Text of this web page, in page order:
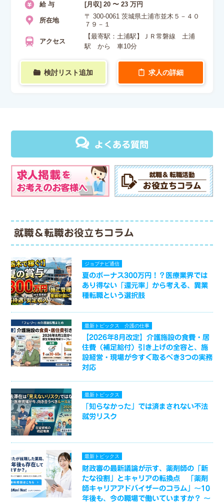
給 与 [月収] 20 〜 23 万円
所在地
〒 300-0061 茨城県土浦市並木５－４０
７９－１
アクセス
【最寄駅：土浦駅】ＪＲ常磐線 土浦
駅 から 車10分
検討リスト追加 求人の詳細
よくある質問
就職＆転職お役立ちコラム
ジョブナビ通信
夏のボーナス300万円！？医療業界では
あり得ない「還元率」から考える、異業
種転職という選択肢
最新トピックス 介護の仕事
【2026年8月改定】介護施設の食費・居
住費（補足給付）引き上げの全容と、施
設経営・現場が今すぐ取るべき3つの実務
対応
最新トピックス
「知らなかった」では済まされない不法
就労リスク
最新トピックス
財政審の最新議論が示す、薬剤師の「新
たな役割」とキャリアの転換点 「薬剤
師キャリアアドバイザーのコラム」～10
年後も、今の職場で働いていますか？ ～